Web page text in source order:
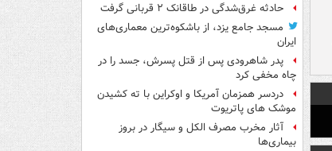
حادثه غرق‌شدگی در طاقانک ۲ قربانی گرفت
مسجد جامع یزد، از باشکوه‌ترین معماری‌های
ایران
پدر شاهرودی پس از قتل پسرش، جسد را در
چاه مخفی کرد
دردسر همزمان آمریکا و اوکراین با ته کشیدن
موشک های پاتریوت
آثار مخرب مصرف الکل و سیگار در بروز
بیماری‌ها